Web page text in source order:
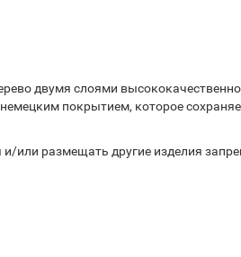
двумя слоями
покрытием, которое
или размещать другие изделия